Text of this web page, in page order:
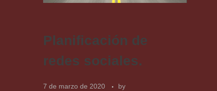
Planificación de
redes sociales.
7 de marzo de 2020
by